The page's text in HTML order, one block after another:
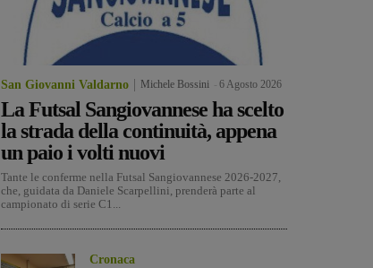
San Giovanni Valdarno Michele Bossini 6 Agosto 2026
La Futsal Sangiovannese ha scelto
la strada della continuità, appena
un paio i volti nuovi
Tante le conferme nella Futsal Sangiovannese 2026-2027,
che, guidata da Daniele Scarpellini, prenderà parte al
campionato di serie C1...
Cronaca